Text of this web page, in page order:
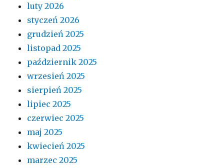
luty 2026
styczeń 2026
grudzień 2025
listopad 2025
październik 2025
wrzesień 2025
sierpień 2025
lipiec 2025
czerwiec 2025
maj 2025
kwiecień 2025
marzec 2025